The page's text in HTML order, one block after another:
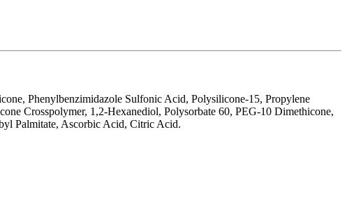
Phenylbenzimidazole Sulfonic Acid, Polysilicone-15, Propylene
Crosspolymer, 1,2-Hexanediol, Polysorbate 60, PEG-10 Dimethicone,
Palmitate, Ascorbic Acid, Citric Acid.